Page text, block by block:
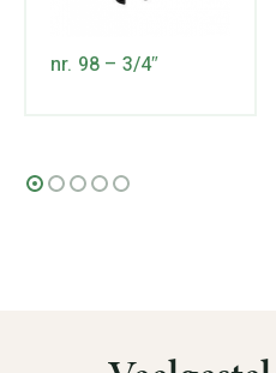
nr. 98 – 3/4″